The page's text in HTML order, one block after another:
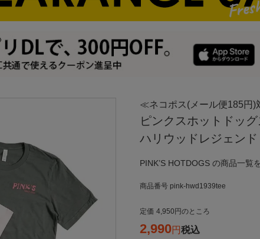
≪ネコポス(メール便185円
ピンクスホットドッ
ハリウッドレジェン
PINK’S HOTDOGS の商品一覧
商品番号 pink-hwd1939tee
定価 4,950 のところ
2,990 税込